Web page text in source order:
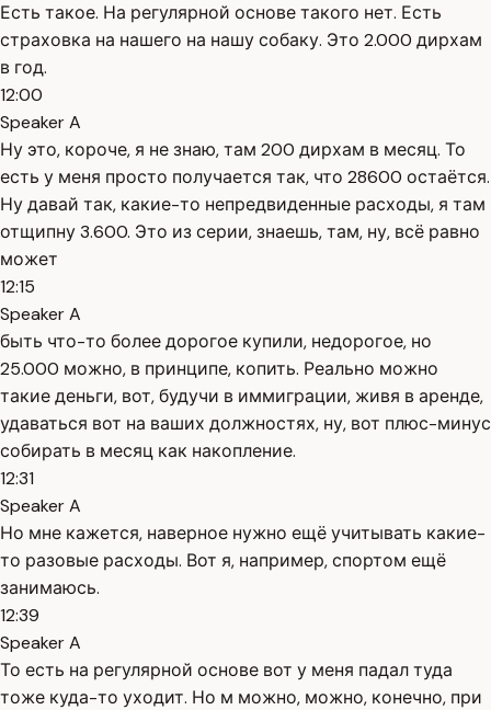
Есть такое. На регулярной основе такого нет. Есть
страховка на нашего на нашу собаку. Это 2.000 дирхам
в год.
12:00
Speaker A
Ну это, короче, я не знаю, там 200 дирхам в месяц. То
есть у меня просто получается так, что 28600 остаётся.
Ну давай так, какие-то непредвиденные расходы, я там
отщипну 3.600. Это из серии, знаешь, там, ну, всё равно
может
12:15
Speaker A
быть что-то более дорогое купили, недорогое, но
25.000 можно, в принципе, копить. Реально можно
такие деньги, вот, будучи в иммиграции, живя в аренде,
удаваться вот на ваших должностях, ну, вот плюс-минус
собирать в месяц как накопление.
12:31
Speaker A
Но мне кажется, наверное нужно ещё учитывать какие-
то разовые расходы. Вот я, например, спортом ещё
занимаюсь.
12:39
Speaker A
То есть на регулярной основе вот у меня падал туда
тоже куда-то уходит. Но м можно, можно, конечно, при